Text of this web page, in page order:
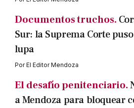
Documentos truchos.
Sur: la Suprema Corte
lupa
PorEl Editor Mendoza
El desafío penitenciario.
a Mendoza para bloquear